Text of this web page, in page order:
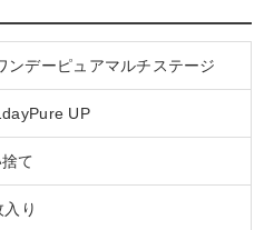
ンデーピュアマルチステージ
UP
て
り